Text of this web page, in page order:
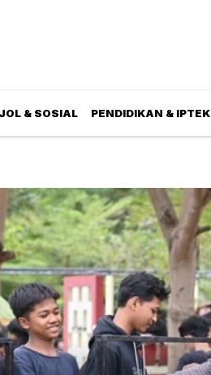
& SOSIAL PENDIDIKAN & IPTEK